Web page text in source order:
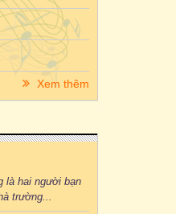
Xem thêm
là hai người bạn
trường...